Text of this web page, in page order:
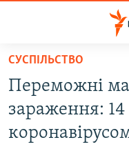
Перейти
основного
матеріалу
Перейти
до
ВОДА.КРИМ
ВІДЕО ТА ФОТО
СУСПІЛЬСТВО
Переможні
зараження: 14